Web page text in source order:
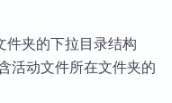
件夹的下拉目录结构
活动文件所在文件夹的